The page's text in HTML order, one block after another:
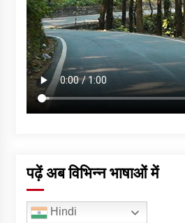
पढ़ें अब विभिन्न भाषाओं में
Hindi